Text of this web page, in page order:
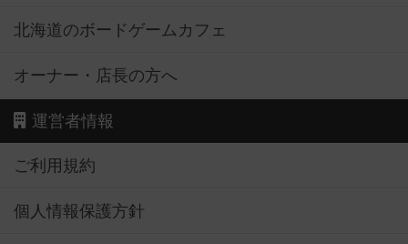
北海道のボードゲームカフェ
オーナー・店長の方へ
運営者情報
ご利用規約
個人情報保護方針